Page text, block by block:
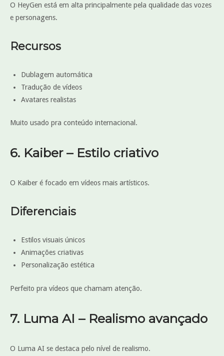
O HeyGen está em alta principalmente pela qualidade das vozes
e personagens.
Recursos
Dublagem automática
Tradução de vídeos
Avatares realistas
Muito usado pra conteúdo internacional.
6. Kaiber – Estilo criativo
O Kaiber é focado em vídeos mais artísticos.
Diferenciais
Estilos visuais únicos
Animações criativas
Personalização estética
Perfeito pra vídeos que chamam atenção.
7. Luma AI – Realismo avançado
O Luma AI se destaca pelo nível de realismo.